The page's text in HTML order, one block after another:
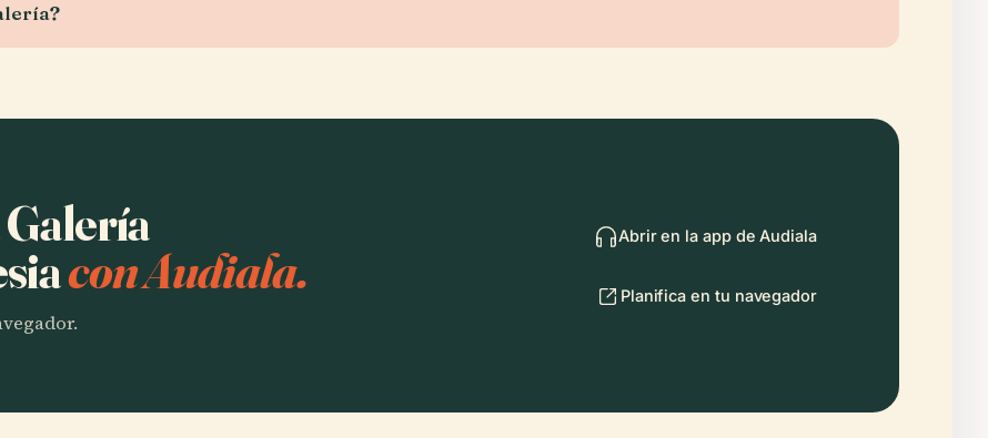
con Audiala.
Abrir en la app de Audiala
Planifica en tu navegador